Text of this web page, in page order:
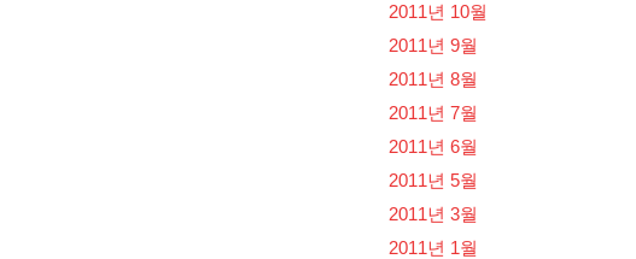
2011년 10월
2011년 9월
2011년 8월
2011년 7월
2011년 6월
2011년 5월
2011년 3월
2011년 1월